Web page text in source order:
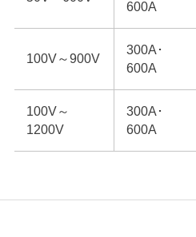
600A
100V～900V
300A･
600A
100V～
1200V
300A･
600A